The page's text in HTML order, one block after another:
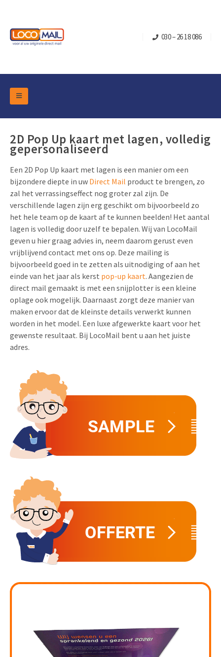
030 – 26 18 086
2D Pop Up kaart met lagen, volledig
gepersonaliseerd
Een 2D Pop Up kaart met lagen is een manier om een
bijzondere diepte in uw Direct Mail product te brengen, zo
zal het verrassingseffect nog groter zal zijn. De
verschillende lagen zijn erg geschikt om bijvoorbeeld zo
het hele team op de kaart af te kunnen beelden! Het aantal
lagen is volledig door uzelf te bepalen. Wij van LocoMail
geven u hier graag advies in, neem daarom gerust even
vrijblijvend contact met ons op. Deze mailing is
bijvoorbeeld goed in te zetten als uitnodiging of aan het
einde van het jaar als kerst pop-up kaart. Aangezien de
direct mail gemaakt is met een snijplotter is een kleine
oplage ook mogelijk. Daarnaast zorgt deze manier van
maken ervoor dat de kleinste details verwerkt kunnen
worden in het model. Een luxe afgewerkte kaart voor het
gewenste resultaat. Bij LocoMail bent u aan het juiste
adres.
DM Marketing Tools
Overzicht Categorieën
Pop-up Kubussen
Turning Card
Brievenbusdoosje +
Schuifkaarten
Pop-up Kaarten
Geluidskaarten
Lenticular Cards
Twin Sliders
Tabkaarten
Budget kaarten
Alle producten
Schuifdoosjes
Branche
Retail Marketing
Vastgoedmarketing
Sport Marketing
Media Marketing
Automotive Marketing
Non-profit Marketing
Marketing in de Zorg
Duurzame Marketing
Marketing voor Scholen
Horeca Marketing
Food Marketing
Gelegenheden
Kerst- en Eindejaar
Verjaardag en Jubilea
Uitnodigingen
Product Introductie
App-lancering
Kalender maken
Klantenbinding
Contact
Over Ons
Vacatures
Contactgegevens
Duurzaamheid
Brochure downloaden